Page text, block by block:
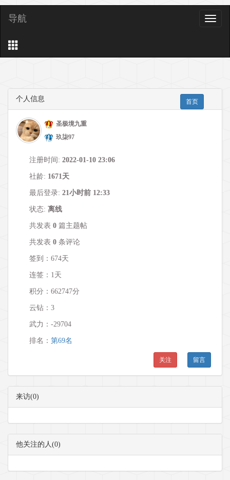
导
导航
个人信息 首页
圣极境九重
玖柒97
注册时间: 2022-01-10 23:06
社龄: 1671天
最后登录: 21小时前 12:33
状态: 离线
共发表 0 篇主题帖
共发表 0 条评论
签到：674天
连签：1天
积分：662747分
云钻：3
武力： -29704
排名： 第69名
留言
关注
来访(0)
他关注的人(0)